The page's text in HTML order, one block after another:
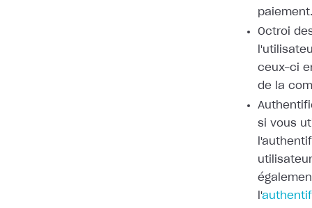
paiement.
Octroi
ceux-ci
de la
si vous
l'